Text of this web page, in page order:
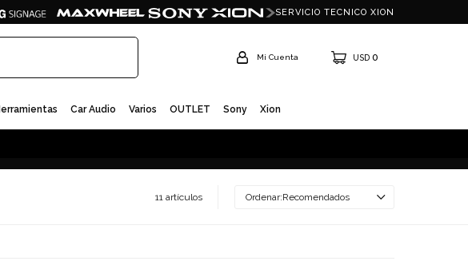
Herramientas Car Audio Varios OUTLET Sony Xion
USD 0
SERVICIO TECNICO XION
11 artículos Recomendados